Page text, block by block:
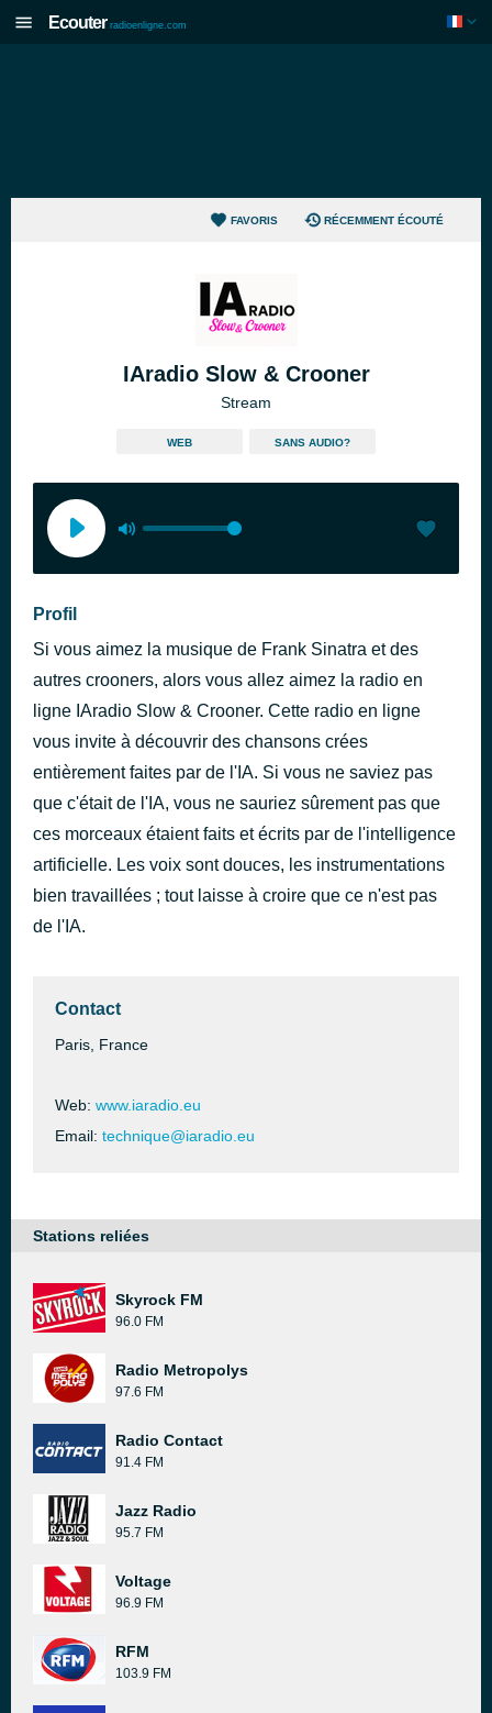
Ecouter radioenligne.com
FAVORIS RÉCEMMENT ÉCOUTÉ
IAradio Slow & Crooner
Stream
WEB SANS AUDIO?
Profil
Si vous aimez la musique de Frank Sinatra et des
autres crooners, alors vous allez aimez la radio en
ligne IAradio Slow & Crooner. Cette radio en ligne
vous invite à découvrir des chansons crées
entièrement faites par de l'IA. Si vous ne saviez pas
que c'était de l'IA, vous ne sauriez sûrement pas que
ces morceaux étaient faits et écrits par de l'intelligence
artificielle. Les voix sont douces, les instrumentations
bien travaillées ; tout laisse à croire que ce n'est pas
de l'IA.
Contact
Paris, France
Web: www.iaradio.eu
Email: technique@iaradio.eu
Stations reliées
Skyrock FM
96.0 FM
Radio Metropolys
97.6 FM
Radio Contact
91.4 FM
Jazz Radio
95.7 FM
Voltage
96.9 FM
RFM
103.9 FM